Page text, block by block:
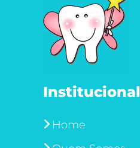
Institucional
Home